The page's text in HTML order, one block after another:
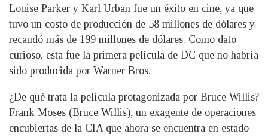
Louise Parker y Karl Urban fue un éxito en cine, ya que
tuvo un costo de producción de 58 millones de dólares y
recaudó más de 199 millones de dólares. Como dato
curioso, esta fue la primera película de DC que no habría
sido producida por Warner Bros.
¿De qué trata la película protagonizada por Bruce Willis?
Frank Moses (Bruce Willis), un exagente de operaciones
encubiertas de la CIA que ahora se encuentra en estado